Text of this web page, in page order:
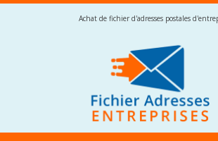
Achat de fichier d'adresses postales